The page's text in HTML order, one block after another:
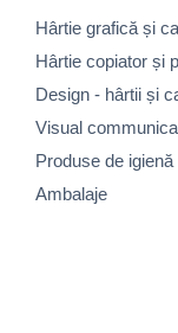
Hârtie grafică și
Hârtie copiator și
Design - hârtii și
Visual
Produse de igienă
Ambalaje